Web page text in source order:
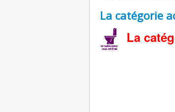
La catégorie
La